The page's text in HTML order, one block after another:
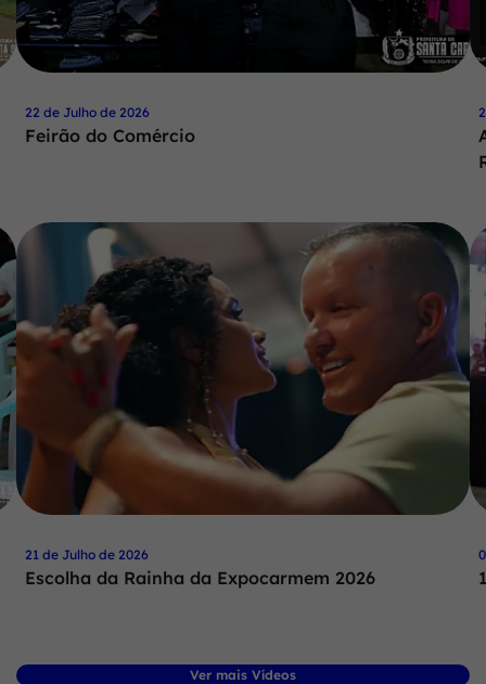
22 de Julho de 2026
Feirão do Comércio
21 de Julho de 2026
Escolha da Rainha da Expocarmem 2026
Ver mais Vídeos